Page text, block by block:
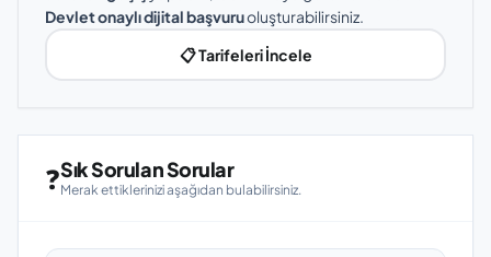
Devlet onaylı dijital başvuruoluşturabilirsiniz.
📋 Tarifeleri İncele
❓Sık Sorulan Sorular
Merak ettiklerinizi aşağıdan bulabilirsiniz.